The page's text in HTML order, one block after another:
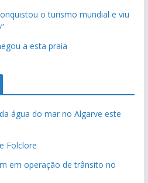
o turismo mundial e viu
a esta praia
água do mar no Algarve este
Folclore
em operação de trânsito no